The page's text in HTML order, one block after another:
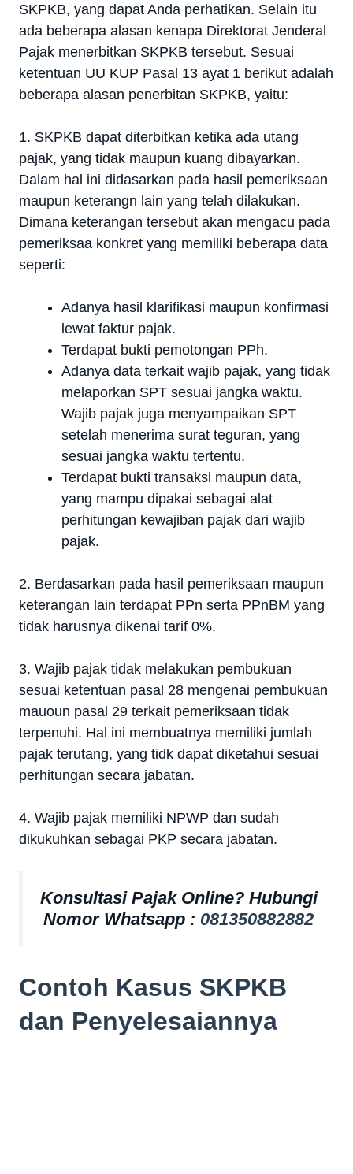
SKPKB, yang dapat Anda perhatikan. Selain itu
ada beberapa alasan kenapa Direktorat Jenderal
Pajak menerbitkan SKPKB tersebut. Sesuai
ketentuan UU KUP Pasal 13 ayat 1 berikut adalah
beberapa alasan penerbitan SKPKB, yaitu:
1. SKPKB dapat diterbitkan ketika ada utang
pajak, yang tidak maupun kuang dibayarkan.
Dalam hal ini didasarkan pada hasil pemeriksaan
maupun keterangn lain yang telah dilakukan.
Dimana keterangan tersebut akan mengacu pada
pemeriksaa konkret yang memiliki beberapa data
seperti:
Adanya hasil klarifikasi maupun konfirmasi
lewat faktur pajak.
Terdapat bukti pemotongan PPh.
Adanya data terkait wajib pajak, yang tidak
melaporkan SPT sesuai jangka waktu.
Wajib pajak juga menyampaikan SPT
setelah menerima surat teguran, yang
sesuai jangka waktu tertentu.
Terdapat bukti transaksi maupun data,
yang mampu dipakai sebagai alat
perhitungan kewajiban pajak dari wajib
pajak.
2. Berdasarkan pada hasil pemeriksaan maupun
keterangan lain terdapat PPn serta PPnBM yang
tidak harusnya dikenai tarif 0%.
3. Wajib pajak tidak melakukan pembukuan
sesuai ketentuan pasal 28 mengenai pembukuan
mauoun pasal 29 terkait pemeriksaan tidak
terpenuhi. Hal ini membuatnya memiliki jumlah
pajak terutang, yang tidk dapat diketahui sesuai
perhitungan secara jabatan.
4. Wajib pajak memiliki NPWP dan sudah
dikukuhkan sebagai PKP secara jabatan.
Konsultasi Pajak Online? Hubungi
Nomor Whatsapp : 081350882882
Contoh Kasus SKPKB
dan Penyelesaiannya